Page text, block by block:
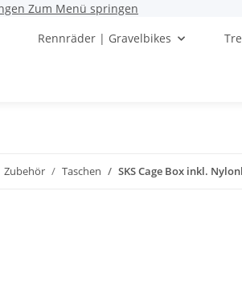
Zum Menü springen
Rennräder | Gravelbikes
Zubehör Taschen SKS Cage Box inkl.